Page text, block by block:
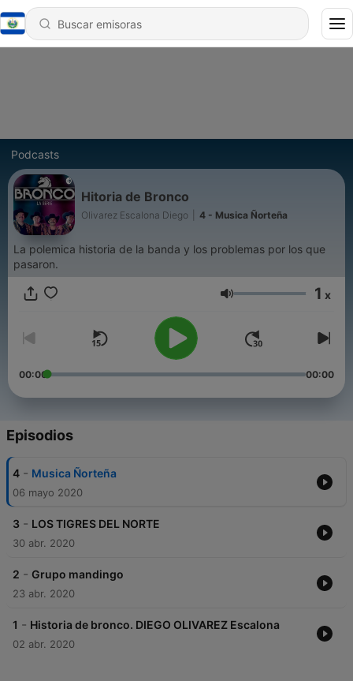
Podcasts
Hitoria de Bronco
Olivarez Escalona Diego 4 - Musica Ñorteña
La polemica historia de la banda y los problemas por los que
pasaron.
Volumen 1 x
00:00 00:00
Episodios
4 - Musica Ñorteña
06 mayo 2020
3 - LOS TIGRES DEL NORTE
30 abr. 2020
2 - Grupo mandingo
23 abr. 2020
1 - Historia de bronco. DIEGO OLIVAREZ Escalona
02 abr. 2020